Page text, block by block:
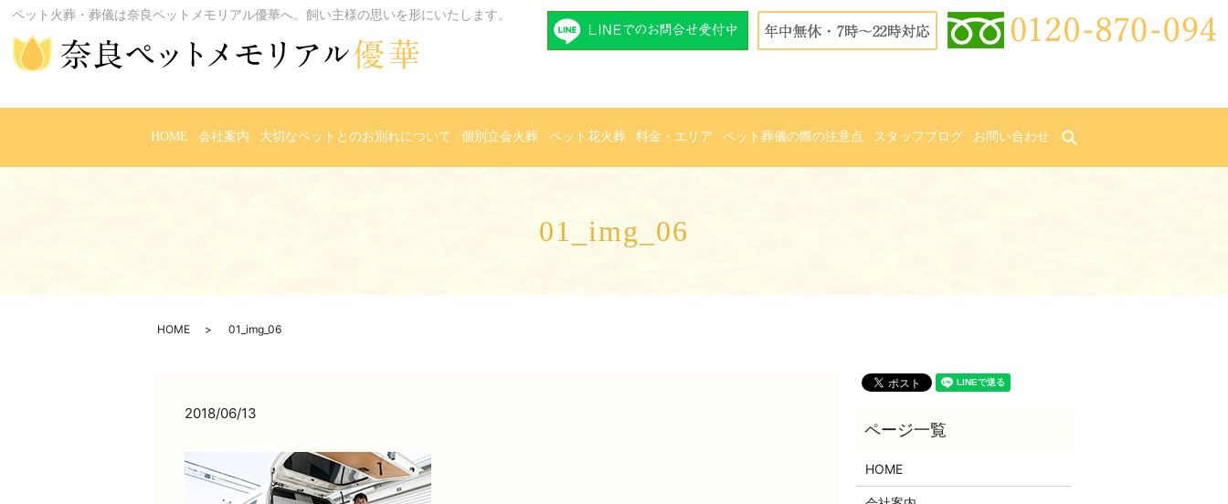
ペット火葬・葬儀は奈良ペットメモリアル優華へ。飼い主様の思いを形にいたします。
HOME 会社案内 大切なペットとのお別れについて 個別立会火葬 ペット花火葬 料金・エリア ペット葬儀の際の注意点 スタッフブログ お問い合わせ
01_img_06
HOME 01_img_06
2018/06/13
HOME